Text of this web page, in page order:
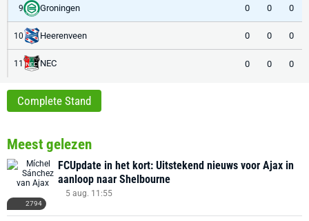
9 Groningen 0 0 0
10 Heerenveen 0 0 0
11 NEC 0 0 0
Complete Stand
Meest gelezen
2794
FCUpdate in het kort: Uitstekend nieuws voor Ajax in
aanloop naar Shelbourne
5 aug. 11:55